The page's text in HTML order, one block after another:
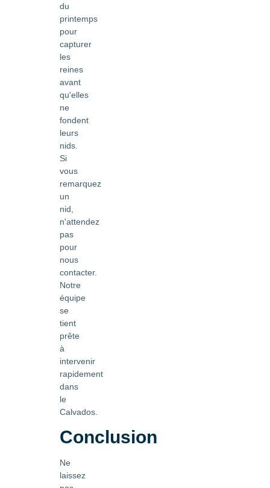
du
printemps
pour
capturer
les
reines
avant
qu'elles
ne
fondent
leurs
nids.
Si
vous
remarquez
un
nid,
n'attendez
pas
pour
nous
contacter.
Notre
équipe
se
tient
prête
à
intervenir
rapidement
dans
le
Calvados.
Conclusion
Ne
laissez